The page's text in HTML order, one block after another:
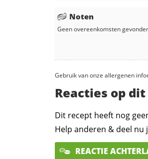
Noten
Geen overeenkomsten
Gebruik van onze allergenen
Reacties op
Dit recept heeft nog
Help anderen & deel
REACTIE